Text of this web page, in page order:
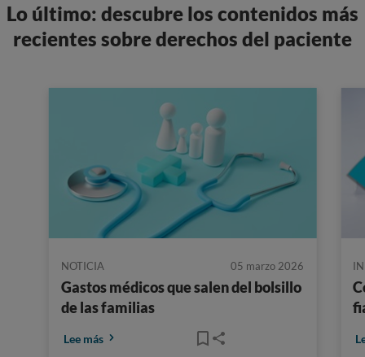
Lo último: descubre los contenidos más
recientes sobre derechos del paciente
NOTICIA 05 marzo 2026
Gastos médicos que salen del bolsillo
de las familias
Lee más